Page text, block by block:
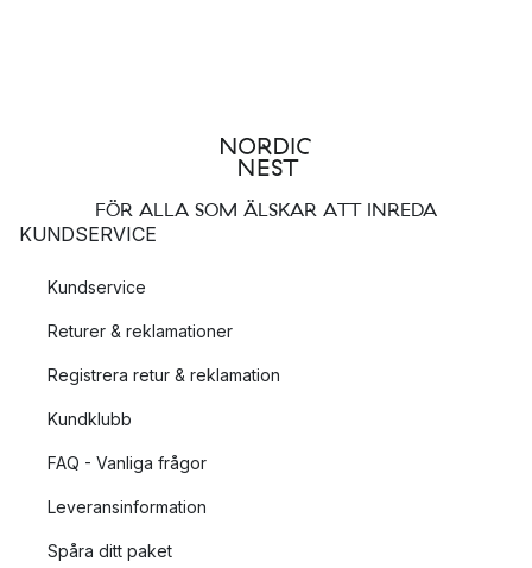
FÖR ALLA SOM ÄLSKAR ATT INREDA
KUNDSERVICE
Kundservice
Returer & reklamationer
Registrera retur & reklamation
Kundklubb
FAQ - Vanliga frågor
Leveransinformation
Spåra ditt paket